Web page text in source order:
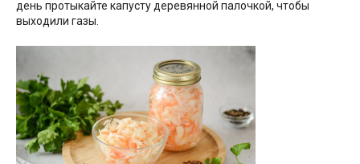
день протыкайте капусту деревянной палочкой, чтобы
выходили газы.